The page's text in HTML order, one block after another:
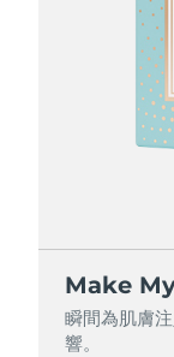
Make
瞬間為肌膚
響。
Make
瞬間為肌膚
響。
Make
瞬間為肌膚
響。
Make
瞬間為肌膚
響。